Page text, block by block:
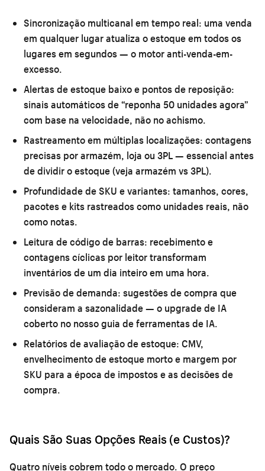
Sincronização multicanal em tempo real: uma venda
em qualquer lugar atualiza o estoque em todos os
lugares em segundos — o motor anti-venda-em-
excesso.
Alertas de estoque baixo e pontos de reposição:
sinais automáticos de “reponha 50 unidades agora”
com base na velocidade, não no achismo.
Rastreamento em múltiplas localizações: contagens
precisas por armazém, loja ou 3PL — essencial antes
de dividir o estoque (veja armazém vs 3PL).
Profundidade de SKU e variantes: tamanhos, cores,
pacotes e kits rastreados como unidades reais, não
como notas.
Leitura de código de barras: recebimento e
contagens cíclicas por leitor transformam
inventários de um dia inteiro em uma hora.
Previsão de demanda: sugestões de compra que
consideram a sazonalidade — o upgrade de IA
coberto no nossoguia de ferramentas de IA.
Relatórios de avaliação de estoque: CMV,
envelhecimento de estoque morto e margem por
SKU para a época de impostos e as decisões de
compra.
Quais São Suas Opções Reais (e Custos)?
Quatro níveis cobrem todo o mercado. O preço